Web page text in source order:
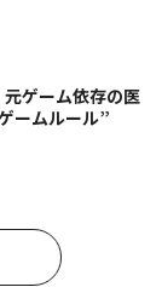
元ゲーム依存の医
ームルール”